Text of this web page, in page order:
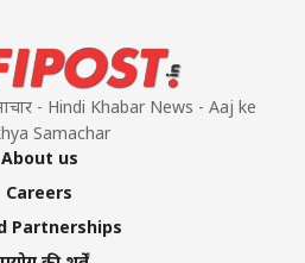
- Hindi Khabar News - Aaj ke
Samachar
About us
Careers
Partnerships